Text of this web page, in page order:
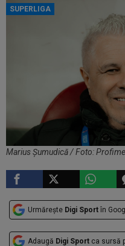
SUPERLIGA
Marius Șumudică / Foto:
Urmărește Digi Sport în
Adaugă Digi Sport ca sursă